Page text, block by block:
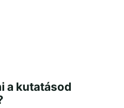
a kutatásod